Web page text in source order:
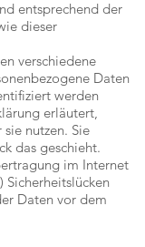
entsprechend der
dieser
verschiedene
Daten
werden
erläutert,
nutzen. Sie
das geschieht.
im Internet
Sicherheitslücken
Daten vor dem